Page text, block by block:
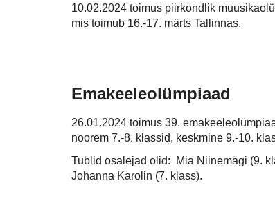
10.02.2024 toimus piirkondlik
mis toimub 16.-17. märts Tallinnas.
Emakeeleolümpiaad
26.01.2024 toimus 39.
noorem 7.-8. klassid, keskmine 9.-10.
Tublid osalejad olid: Mia Niinemägi (9.
Johanna Karolin (7. klass).